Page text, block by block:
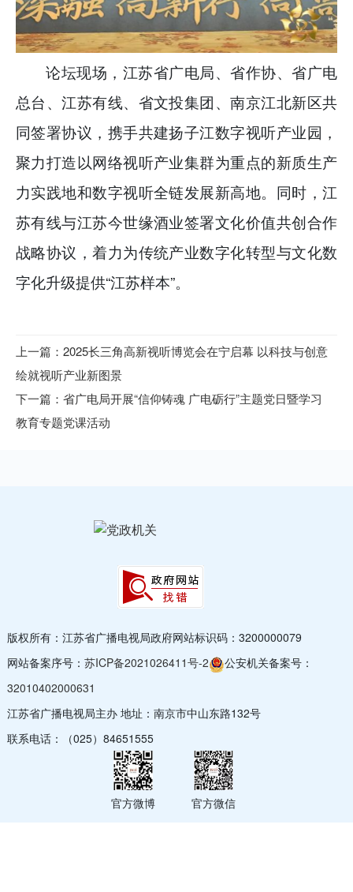
论坛现场，江苏省广电局、省作协、省广电
总台、江苏有线、省文投集团、南京江北新区共
同签署协议，携手共建扬子江数字视听产业园，
聚力打造以网络视听产业集群为重点的新质生产
力实践地和数字视听全链发展新高地。同时，江
苏有线与江苏今世缘酒业签署文化价值共创合作
战略协议，着力为传统产业数字化转型与文化数
字化升级提供“江苏样本”。
上一篇：2025长三角高新视听博览会在宁启幕 以科技与创意
绘就视听产业新图景
下一篇：省广电局开展“信仰铸魂 广电砺行”主题党日暨学习
教育专题党课活动
版权所有：江苏省广播电视局政府网站标识码：3200000079
网站备案序号： 苏ICP备2021026411号-2
公安机关备案号：
32010402000631
江苏省广播电视局主办 地址：南京市中山东路132号
联系电话：（025）84651555
官方微博 官方微信